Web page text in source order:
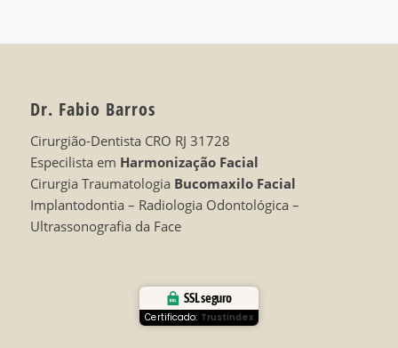
Dr. Fabio Barros
Cirurgião-Dentista CRO RJ 31728
Especilista em Harmonização Facial
Cirurgia Traumatologia Bucomaxilo Facial
Implantodontia – Radiologia Odontológica –
Ultrassonografia da Face
SSL seguro
Certificado: Trustindex